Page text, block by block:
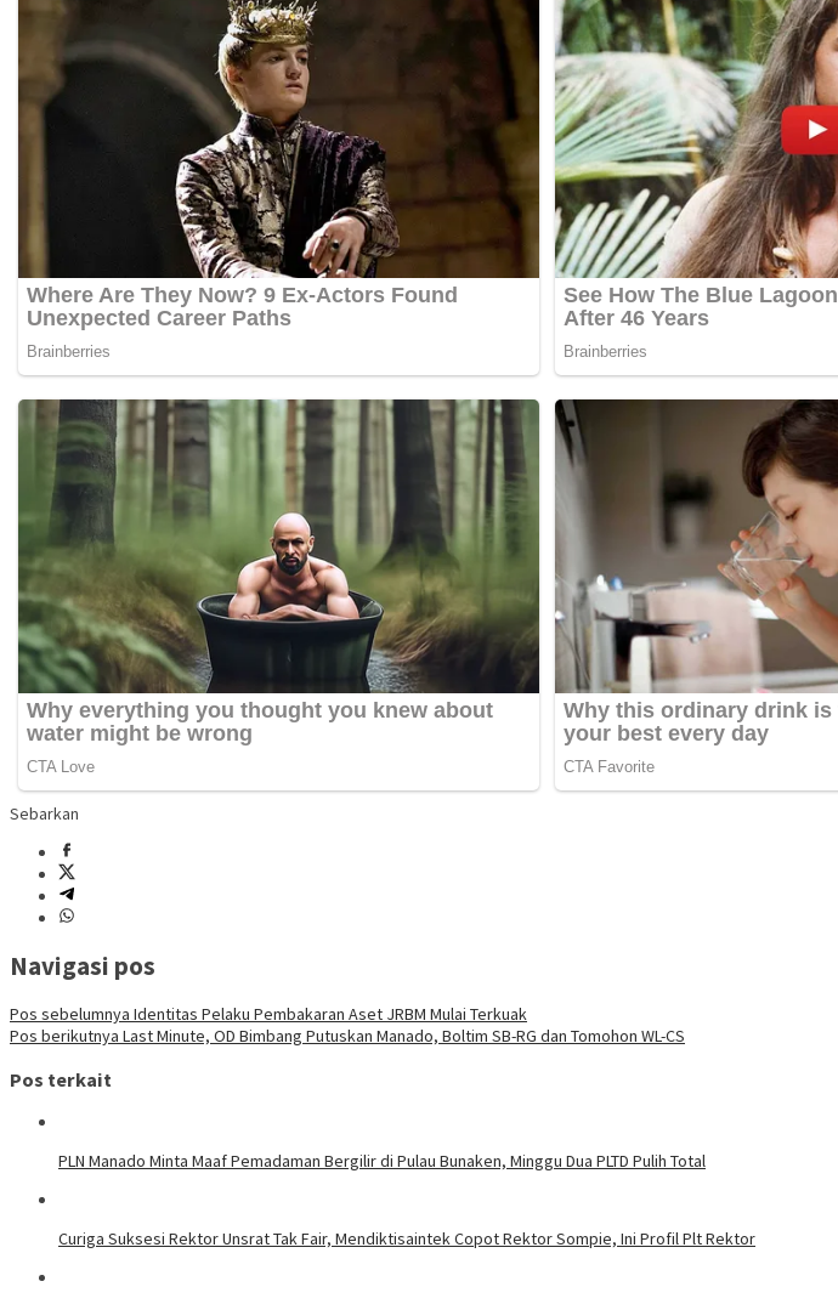
Sebarkan
Navigasi pos
Pos sebelumnya Identitas Pelaku Pembakaran Aset JRBM Mulai Terkuak
Pos berikutnya Last Minute, OD Bimbang Putuskan Manado, Boltim SB-RG dan Tomohon WL-CS
Pos terkait
PLN Manado Minta Maaf Pemadaman Bergilir di Pulau Bunaken, Minggu Dua PLTD Pulih Total
Curiga Suksesi Rektor Unsrat Tak Fair, Mendiktisaintek Copot Rektor Sompie, Ini Profil Plt Rektor